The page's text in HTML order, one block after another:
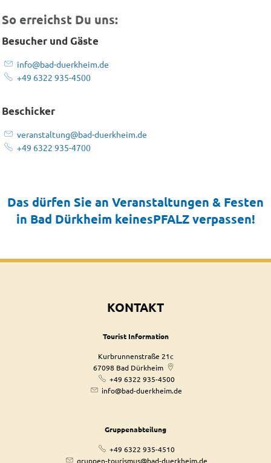
So erreichst Du uns:
Besucher und Gäste
info@bad-duerkheim.de
+49 6322 935-4500
Beschicker
veranstaltung@bad-duerkheim.de
+49 6322 935-4700
Das dürfen Sie an Veranstaltungen & Festen
in Bad Dürkheim keinesPFALZ verpassen!
KONTAKT
Tourist Information
Kurbrunnenstraße 21c
67098 Bad Dürkheim
+49 6322 935-4500
info@bad-duerkheim.de
Gruppenabteilung
+49 6322 935-4510
gruppen-tourismus@bad-duerkheim.de